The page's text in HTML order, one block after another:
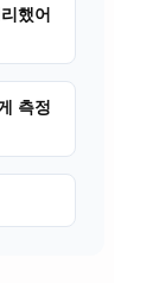
했어
측정